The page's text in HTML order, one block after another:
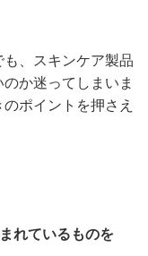
、スキンケア製品
か迷ってしまいま
ポイントを押さえ
れているものを